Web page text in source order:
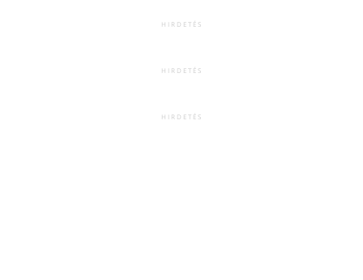
HIRDETÉS
HIRDETÉS
HIRDETÉS